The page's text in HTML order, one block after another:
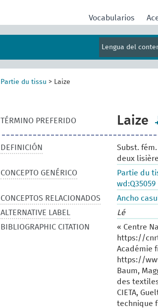
Vocabularios
Lengua del
Partie du tissu > Laize
TÉRMINO PREFERIDO Laize
DEFINICIÓN
Subst.
deux
CONCEPTO GENÉRICO
Partie du
wd:Q35059
CONCEPTOS RELACIONADOS
Ancho
ALTERNATIVE LABEL
Lé
BIBLIOGRAPHIC CITATION
« Centre
https://
Académie
https://
Baum,
des
CIETA,
technique